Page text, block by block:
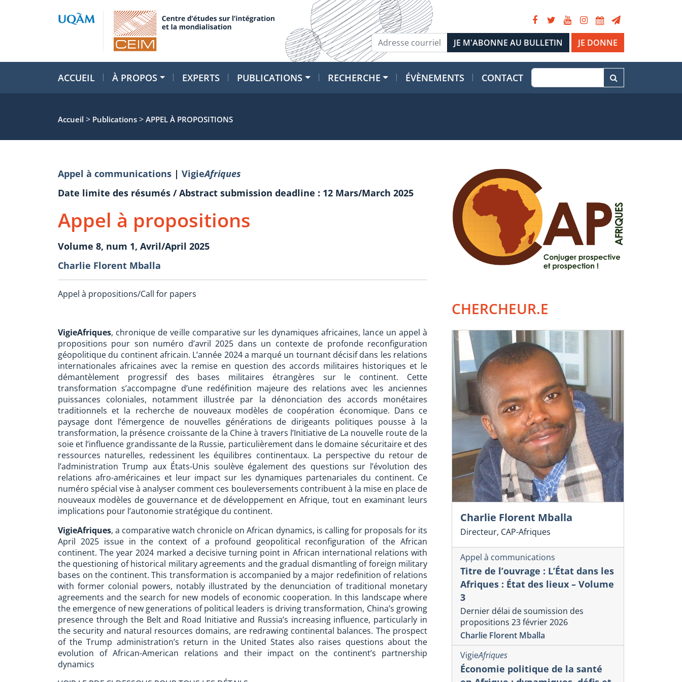
JE DONNE
ACCUEIL À PROPOS EXPERTS PUBLICATIONS RECHERCHE ÉVÈNEMENTS CONTACT
Accueil > Publications > APPEL À PROPOSITIONS
Appel à communications | VigieAfriques
Date limite des résumés / Abstract submission deadline : 12 Mars/March 2025
Appel à propositions
Volume 8, num 1, Avril/April 2025
Charlie Florent Mballa
Appel à propositions/Call for papers
VigieAfriques, chronique de veille comparative sur les dynamiques africaines, lance un appel à
propositions pour son numéro d’avril 2025 dans un contexte de profonde reconfiguration
géopolitique du continent africain. L’année 2024 a marqué un tournant décisif dans les relations
internationales africaines avec la remise en question des accords militaires historiques et le
démantèlement progressif des bases militaires étrangères sur le continent. Cette
transformation s’accompagne d’une redéfinition majeure des relations avec les anciennes
puissances coloniales, notamment illustrée par la dénonciation des accords monétaires
traditionnels et la recherche de nouveaux modèles de coopération économique. Dans ce
paysage dont l’émergence de nouvelles générations de dirigeants politiques pousse à la
transformation, la présence croissante de la Chine à travers l’Initiative de La nouvelle route de la
soie et l’influence grandissante de la Russie, particulièrement dans le domaine sécuritaire et des
ressources naturelles, redessinent les équilibres continentaux. La perspective du retour de
l’administration Trump aux États-Unis soulève également des questions sur l’évolution des
relations afro-américaines et leur impact sur les dynamiques partenariales du continent. Ce
numéro spécial vise à analyser comment ces bouleversements contribuent à la mise en place de
nouveaux modèles de gouvernance et de développement en Afrique, tout en examinant leurs
implications pour l’autonomie stratégique du continent.
VigieAfriques, a comparative watch chronicle on African dynamics, is calling for proposals for its
April 2025 issue in the context of a profound geopolitical reconfiguration of the African
continent. The year 2024 marked a decisive turning point in African international relations with
the questioning of historical military agreements and the gradual dismantling of foreign military
bases on the continent. This transformation is accompanied by a major redefinition of relations
with former colonial powers, notably illustrated by the denunciation of traditional monetary
agreements and the search for new models of economic cooperation. In this landscape where
the emergence of new generations of political leaders is driving transformation, China’s growing
presence through the Belt and Road Initiative and Russia’s increasing influence, particularly in
the security and natural resources domains, are redrawing continental balances. The prospect
of the Trump administration’s return in the United States also raises questions about the
evolution of African-American relations and their impact on the continent’s partnership
dynamics
CHERCHEUR.E
Charlie Florent Mballa
Directeur, CAP-Afriques
Appel à communications
Titre de l’ouvrage : L’État dans les
Afriques : État des lieux – Volume
3
Dernier délai de soumission des
propositions 23 février 2026
Charlie Florent Mballa
VigieAfriques
Économie politique de la santé